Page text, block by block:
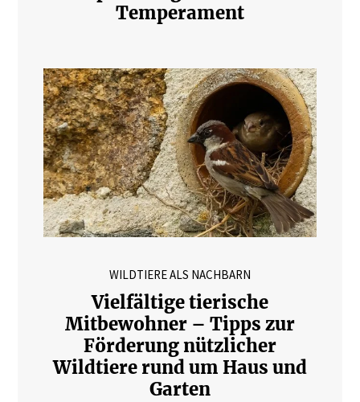
Temperament
WILDTIERE ALS NACHBARN
Vielfältige tierische
Mitbewohner – Tipps zur
Förderung nützlicher
Wildtiere rund um Haus und
Garten